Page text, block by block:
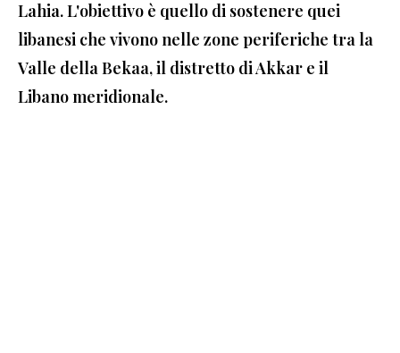
Lahia. L'obiettivo è quello di sostenere quei
libanesi che vivono nelle zone periferiche tra la
Valle della Bekaa, il distretto di Akkar e il
Libano meridionale.